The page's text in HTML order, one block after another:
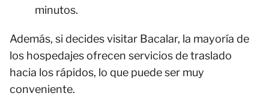
minutos.
Además, si decides visitar Bacalar, la mayoría de
los hospedajes ofrecen servicios de traslado
hacia los rápidos, lo que puede ser muy
conveniente.